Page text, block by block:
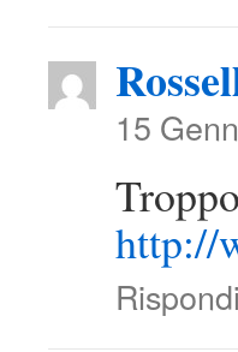
15
http://
Rispondi